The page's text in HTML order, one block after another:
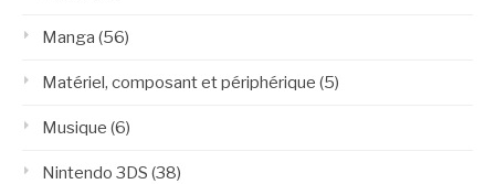
Manga (56)
Matériel, composant et périphérique (5)
Musique (6)
Nintendo 3DS (38)